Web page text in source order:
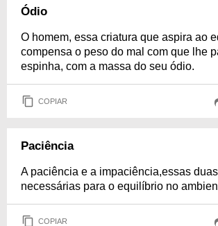
Ódio
O homem, essa criatura que aspira ao
compensa o peso do mal com que lhe
espinha, com a massa do seu ódio.
COPIAR
Paciência
A paciência e a impaciência,essas
necessárias para o equilíbrio no
COPIAR